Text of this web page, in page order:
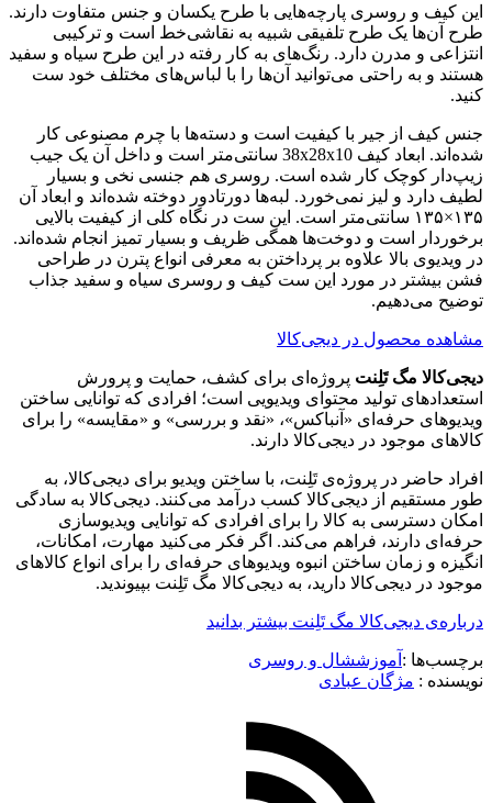
این کیف و روسری پارچه‌هایی با طرح یکسان و جنس متفاوت دارند.
طرح آن‌ها یک طرح تلفیقی شبیه به نقاشی‌خط است و ترکیبی
انتزاعی و مدرن دارد. رنگ‌های به کار رفته در این طرح سیاه و سفید
هستند و به راحتی می‌توانید آن‌ها را با لباس‌های مختلف خود ست
کنید.
جنس کیف از جیر با کیفیت است و دسته‌ها با چرم مصنوعی کار
شده‌اند. ابعاد کیف 38x28x10 سانتی‌متر است و داخل آن یک جیب
زیپ‌دار کوچک کار شده است. روسری هم جنسی نخی و بسیار
لطیف دارد و لیز نمی‌خورد. لبه‌ها دورتادور دوخته شده‌اند و ابعاد آن
۱۳۵×۱۳۵ سانتی‌متر است. این ست در نگاه کلی از کیفیت بالایی
برخوردار است و دوخت‌ها همگی ظریف و بسیار تمیز انجام شده‌اند.
در ویدیوی بالا علاوه بر پرداختن به معرفی انواع پترن در طراحی
فشن بیشتر در مورد این ست کیف و روسری سیاه و سفید جذاب
توضیح می‌دهیم.
مشاهده محصول در دیجی‌کالا
دیجی‌کالا مگ تَلِنت پروژه‌ای برای کشف، حمایت و پرورش
استعدادهای تولید محتوای ویدیویی است؛ افرادی که توانایی ساختن
ویدیوهای حرفه‌ای «آنباکس»، «نقد و بررسی» و «مقایسه‌» را برای
کالاهای موجود در دیجی‌کالا دارند.
افراد حاضر در پروژه‌ی تَلِنت، با ساختن ویدیو برای دیجی‌کالا، به
طور مستقیم از دیجی‌کالا کسب درآمد می‌کنند. دیجی‌کالا به سادگی
امکان دسترسی به کالا را برای افرادی که توانایی ویدیوسازی
حرفه‌ای دارند، فراهم می‌کند. اگر فکر می‌کنید مهارت، امکانات،
انگیزه و زمان ساختن انبوه ویدیوهای حرفه‌ای را برای انواع کالاهای
موجود در دیجی‌کالا دارید، به دیجی‌کالا مگ تَلِنت بپیوندید.
درباره‌ی دیجی‌کالا مگ تَلِنت بیشتر بدانید
برچسب‌ها : آموزششال و روسری
نویسنده :‌ مژگان عبادی